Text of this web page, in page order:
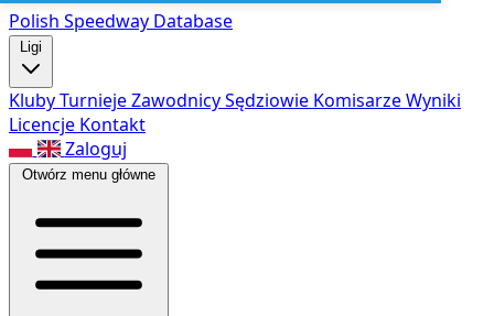
Polish Speedway Database
Ligi
KlubyTurniejeZawodnicySędziowie KomisarzeWyniki
Licencje Kontakt
Zaloguj
Otwórz menu główne